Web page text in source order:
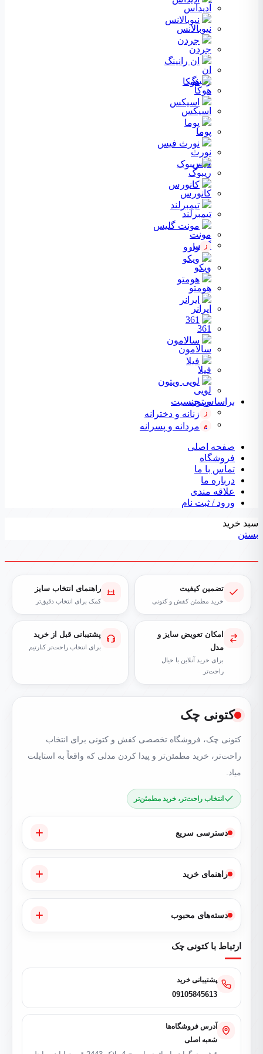
نیوبالانس
جردن
ان رانینگ
هوکا
اسیکس
پوما
نورث فیس
ریبوک
کانورس
تیمبرلند
مونت گلیس
ز
زارو
ویکو
هومتو
ایرانر
361
سالامون
فیلا
لویی ویتون
براساس جنسیت
ز زنانه و دخترانه
م مردانه و پسرانه
صفحه اصلی
فروشگاه
تماس با ما
درباره ما
علاقه مندی
ورود / ثبت نام
سبد خرید
بستن
تضمین کیفیت
خرید مطمئن کفش و کتونی
راهنمای انتخاب سایز
کمک برای انتخاب دقیق‌تر
امکان تعویض سایز و
مدل
برای خرید آنلاین با خیال
راحت‌تر
پشتیبانی قبل از خرید
برای انتخاب راحت‌تر کنارتیم
کتونی چک
کتونی چک، فروشگاه تخصصی کفش و کتونی برای انتخاب
راحت‌تر، خرید مطمئن‌تر و پیدا کردن مدلی که واقعاً به استایلت
میاد.
انتخاب راحت‌تر، خرید مطمئن‌تر
دسترسی سریع
راهنمای خرید
دسته‌های محبوب
ارتباط با کتونی چک
پشتیبانی خرید
09105845613
آدرس فروشگاه‌ها
شعبه اصلی